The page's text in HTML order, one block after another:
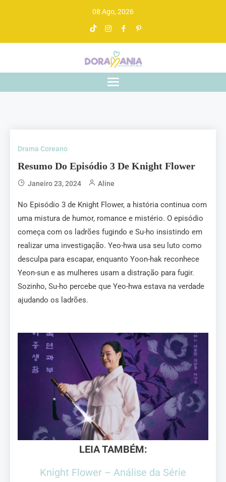
08 Ago, 2026
Doramania
De drama asiático a gente entende
Drama Coreano
Resumo Do Episódio 3 De Knight Flower
Janeiro 23, 2024 Aline
No Episódio 3 de Knight Flower, a história continua com
uma mistura de humor, romance e mistério. O episódio
começa com os ladrões fugindo e Su-ho insistindo em
realizar uma investigação. Yeo-hwa usa seu luto como
desculpa para escapar, enquanto Yoon-hak reconhece
Yeon-sun e as mulheres usam a distração para fugir.
Sozinho, Su-ho percebe que Yeo-hwa estava na verdade
ajudando os ladrões.
LEIA TAMBÉM:
Knight Flower – Análise da Série